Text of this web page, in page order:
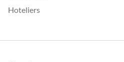
Hoteliers